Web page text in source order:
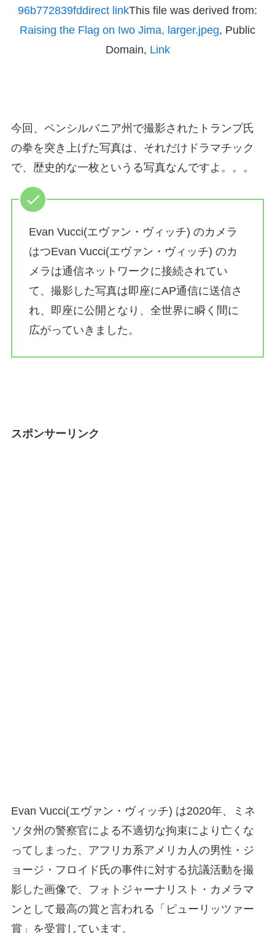
96b772839fddirect linkThis file was derived from:
Raising the Flag on Iwo Jima, larger.jpeg, Public
Domain, Link
今回、ペンシルバニア州で撮影されたトランプ氏
の拳を突き上げた写真は、それだけドラマチック
で、歴史的な一枚というる写真なんですよ。。。
Evan Vucci(エヴァン・ヴィッチ) のカメラ
はつEvan Vucci(エヴァン・ヴィッチ) のカ
メラは通信ネットワークに接続されてい
て、撮影した写真は即座にAP通信に送信さ
れ、即座に公開となり、全世界に瞬く間に
広がっていきました。
スポンサーリンク
Evan Vucci(エヴァン・ヴィッチ) は2020年、ミネ
ソタ州の警察官による不適切な拘束により亡くな
ってしまった、アフリカ系アメリカ人の男性・ジ
ョージ・フロイド氏の事件に対する抗議活動を撮
影した画像で、フォトジャーナリスト・カメラマ
ンとして最高の賞と言われる「ピューリッツァー
賞」を受賞しています。